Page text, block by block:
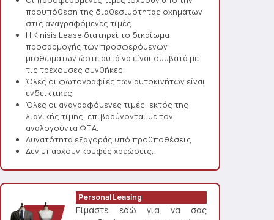
προϋπόθεση της διαθεσιμότητας οχημάτων
στις αναγραφόμενες τιμές
Η Kinisis Lease διατηρεί το δικαίωμα
προσαρμογής των προσφερόμενων
μισθωμάτων ώστε αυτά να είναι συμβατά με
τις τρέχουσες συνθήκες.
Όλες οι φωτογραφίες των αυτοκινήτων είναι
ενδεικτικές.
Όλες οι αναγραφόμενες τιμές, εκτός της
λιανικής τιμής, επιβαρύνονται με τον
αναλογούντα ΦΠΑ.
Δυνατότητα εξαγοράς υπό προϋποθέσεις
Δεν υπάρχουν κρυφές χρεώσεις.
Personal Leasing
Είμαστε εδώ για να σας